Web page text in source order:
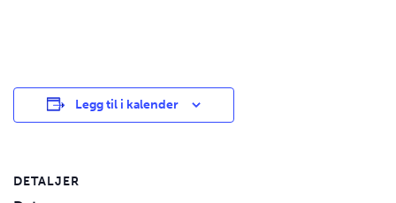
Legg til i kalender
DETALJER